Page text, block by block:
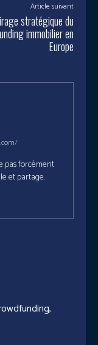
Article suivant
stratégique du
immobilier en
Europe
pas forcément
et partage.